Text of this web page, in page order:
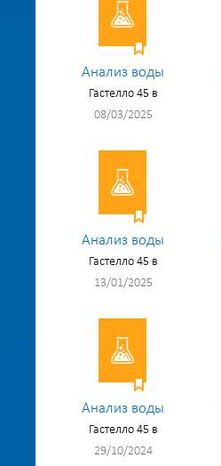
Анализ воды
Гастелло 45 в
08/03/2025
Анализ воды
Гастелло 45 в
13/01/2025
Анализ воды
Гастелло 45 в
29/10/2024